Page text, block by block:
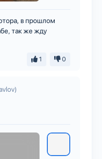
в прошлом
так же жду
1 0